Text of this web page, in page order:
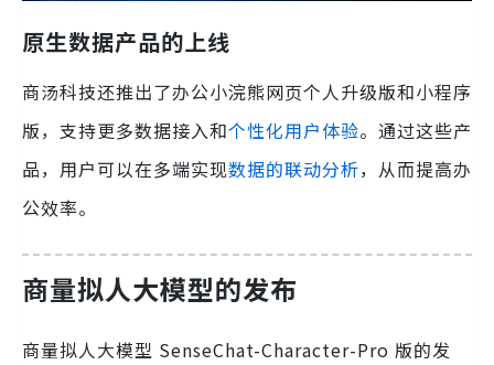
原生数据产品的上线
商汤科技还推出了办公小浣熊网页个人升级版和小程序
版，支持更多数据接入和个性化用户体验。通过这些产
品，用户可以在多端实现数据的联动分析，从而提高办
公效率。
商量拟人大模型的发布
商量拟人大模型 SenseChat-Character-Pro 版的发